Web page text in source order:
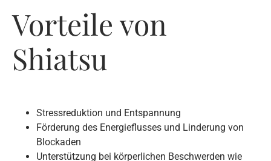
Vorteile von
Shiatsu
Stressreduktion und Entspannung
Förderung des Energieflusses und Linderung von
Blockaden
Unterstützung bei körperlichen Beschwerden wie